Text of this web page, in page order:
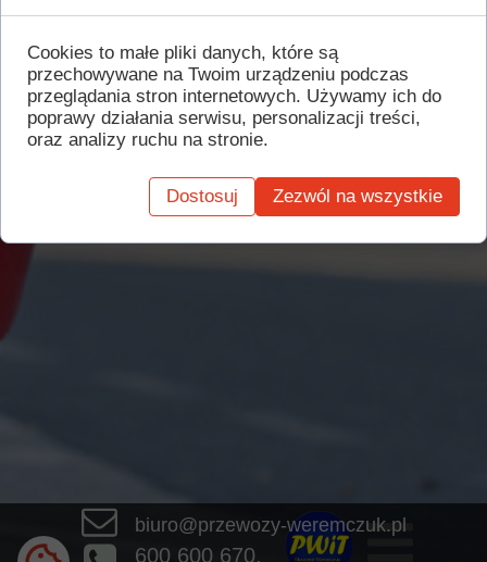
600 600 670,
biuro@przewozy-weremczuk.pl
Informujemy, że od 01.01.2025 nasze kursy
wyjeżdżają z Centrum Komunikacyjnego przy
markecie Stokrotka przy ul. Piłsudskiego. Serdecznie
zapraszamy do korzystania z naszej komunikacji.
Informacja.
Cookies to małe pliki danych, które są
przechowywane na Twoim urządzeniu podczas
przeglądania stron internetowych. Używamy ich do
poprawy działania serwisu, personalizacji treści,
oraz analizy ruchu na stronie.
Dostosuj Zezwól na wszystkie